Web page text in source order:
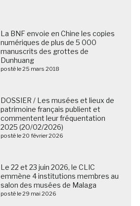
La BNF envoie en Chine les copies
numériques de plus de 5 000
manuscrits des grottes de
Dunhuang
posté le 25 mars 2018
DOSSIER / Les musées et lieux de
patrimoine français publient et
commentent leur fréquentation
2025 (20/02/2026)
posté le 20 février 2026
Le 22 et 23 juin 2026, le CLIC
emmène 4 institutions membres au
salon des musées de Malaga
posté le 29 mai 2026